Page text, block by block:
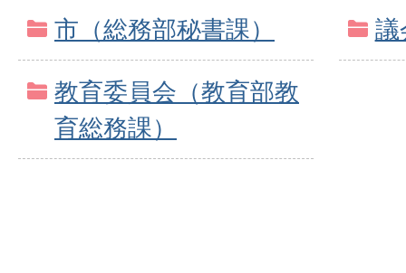
市（総務部秘書課）
議
教育委員会（教育部教
育総務課）